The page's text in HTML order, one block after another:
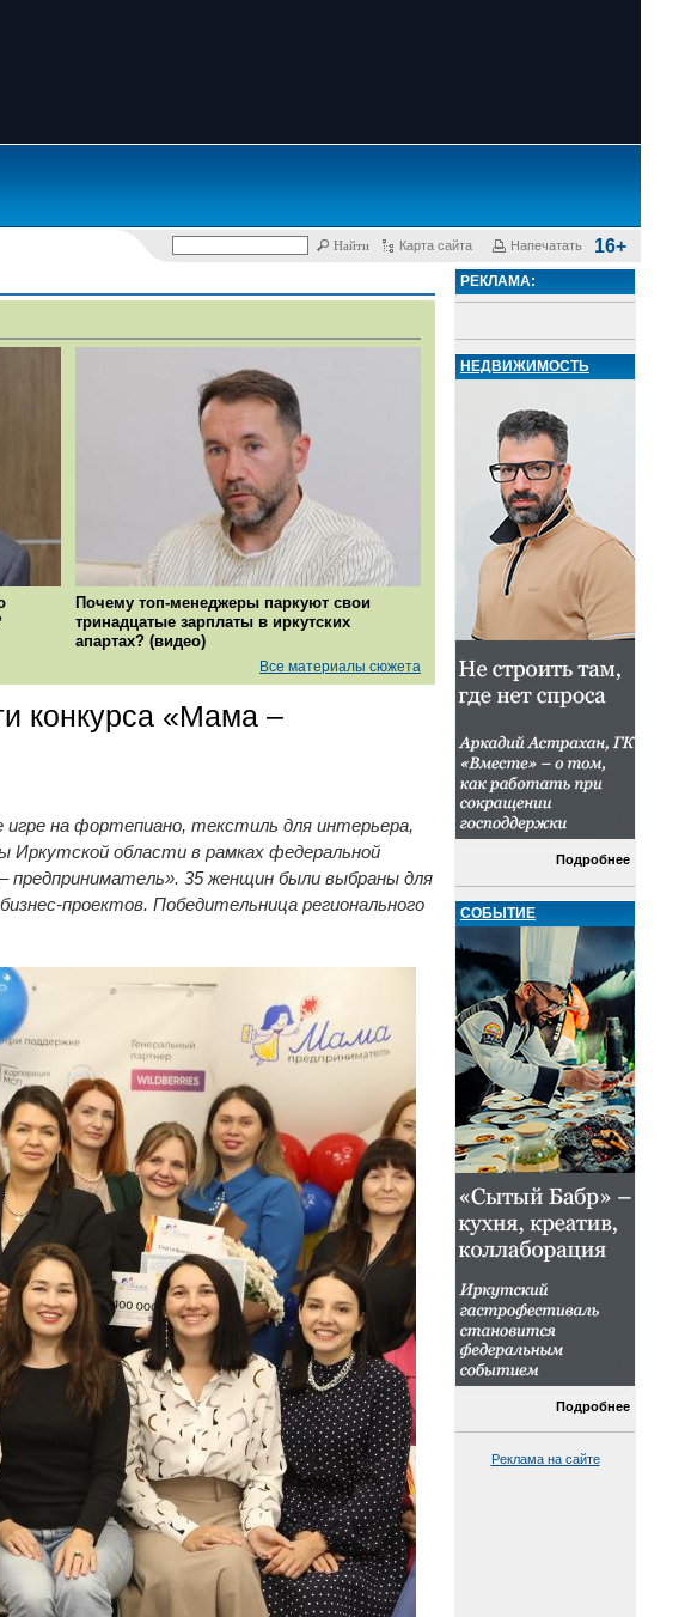
Карта сайта Напечатать 16+
Почему топ-менеджеры паркуют свои
тринадцатые зарплаты в иркутских
апартах? (видео)
Все материалы сюжета
конкурса «Мама –
игре на фортепиано, текстиль для интерьера,
Иркутской области в рамках федеральной
35 женщин были выбраны для
проектов. Победительница регионального
РЕКЛАМА:
НЕДВИЖИМОСТЬ
Подробнее
СОБЫТИЕ
Подробнее
Реклама на сайте